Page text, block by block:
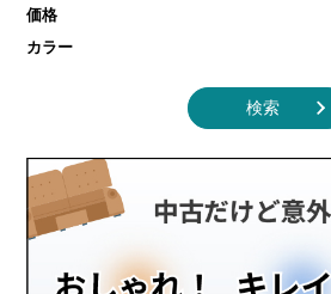
価格
カラー
検索